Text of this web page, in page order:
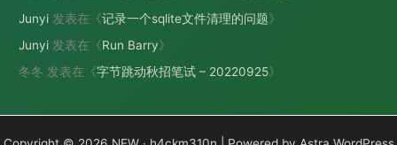
Junyi 发表在《记录一个sqlite文件清理的问题》
Junyi 发表在《Run Barry》
冬冬 发表在《字节跳动秋招笔试 – 20220925》